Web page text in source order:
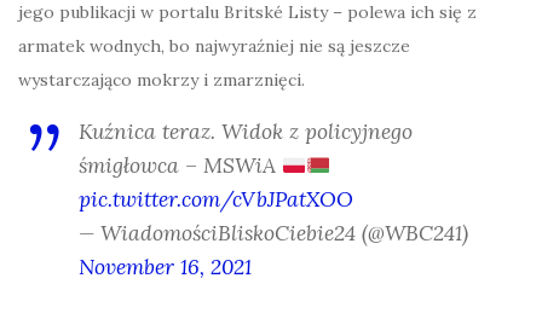
jego publikacji w portalu Britské Listy – polewa ich się z
armatek wodnych, bo najwyraźniej nie są jeszcze
wystarczająco mokrzy i zmarznięci.
Kuźnica teraz. Widok z policyjnego
śmigłowca – MSWiA
pic.twitter.com/cVbJPatXOO
— WiadomościBliskoCiebie24 (@WBC241)
November 16, 2021